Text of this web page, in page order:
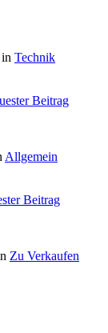
Technik
Beitrag
Allgemein
Beitrag
Zu Verkaufen